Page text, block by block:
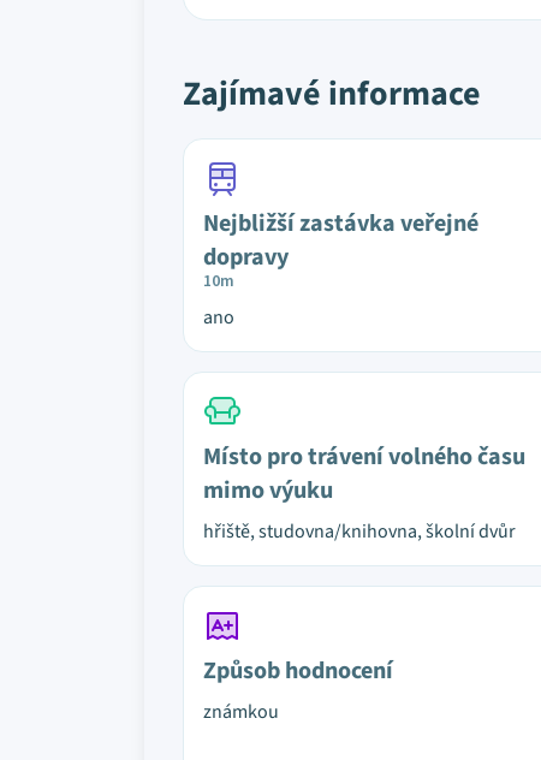
Zajímavé informace
Nejbližší zastávka veřejné
dopravy
10m
ano
Místo pro trávení volného času
mimo výuku
hřiště, studovna/knihovna, školní dvůr
Způsob hodnocení
známkou